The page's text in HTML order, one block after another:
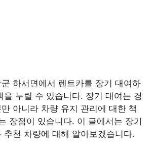
하서면에서 렌트카를 장기 대여하
을 누릴 수 있습니다. 장기 대여는 경
아니라 차량 유지 관리에 대한 책
장점이 있습니다. 이 글에서는 장기
추천 차량에 대해 알아보겠습니다.